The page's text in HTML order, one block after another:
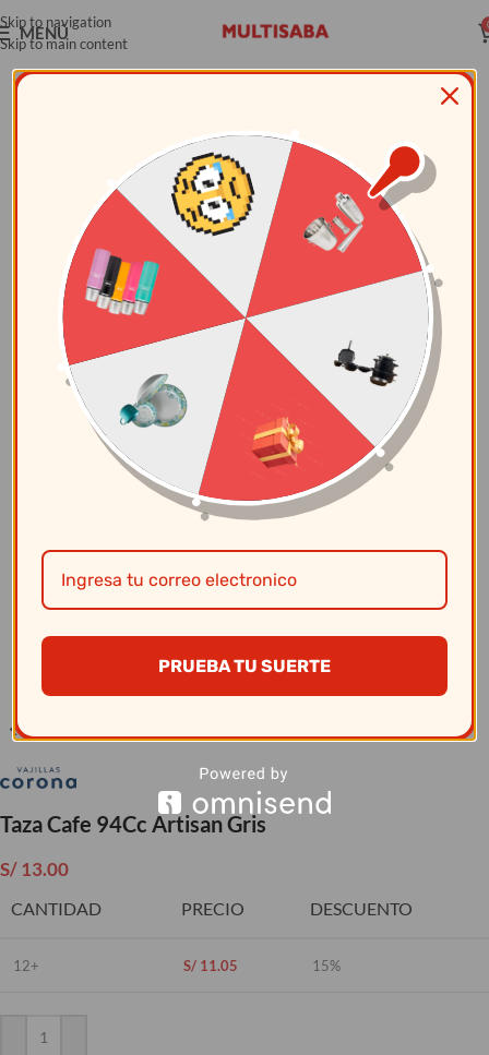
Skip to navigation
Skip to main content
MENÚ
Taza Cafe 94Cc Artisan Gris
S/13.00
CANTIDAD PRECIO DESCUENTO
12+ S/ 11.05 15%
PRUEBA TU SUERTE